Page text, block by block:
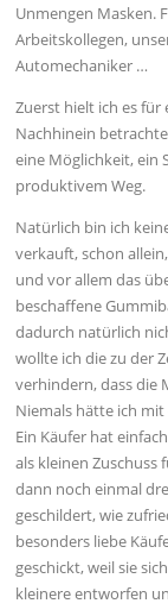
Unmengen Masken.
Arbeitskollegen,
Automechaniker …
Zuerst hielt ich es
Nachhinein
eine Möglichkeit, ein
produktivem Weg.
Natürlich bin ich
verkauft, schon
und vor allem das
beschaffene
dadurch natürlich
wollte ich die zu der
verhindern, dass die
Niemals hätte ich
Ein Käufer hat
als kleinen Zuschuss
dann noch einmal
geschildert, wie
besonders liebe
geschickt, weil sie
kleinere entworfen